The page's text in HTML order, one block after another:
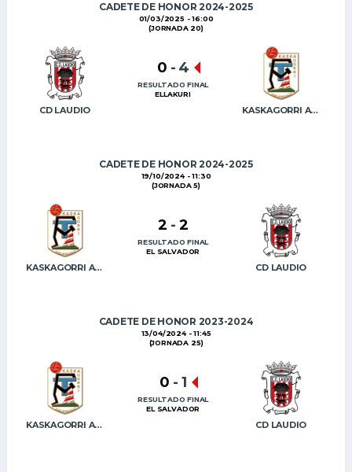
CADETE DE HONOR 2024-2025
01/03/2025 - 16:00
(JORNADA 20)
CD LAUDIO KASKAGORRI AMURRIOKO FT
0 - 4
RESULTADO FINAL
ELLAKURI
CADETE DE HONOR 2024-2025
19/10/2024 - 11:30
(JORNADA 5)
KASKAGORRI AMURRIOKO FT CD LAUDIO
2 - 2
RESULTADO FINAL
EL SALVADOR
CADETE DE HONOR 2023-2024
13/04/2024 - 11:45
(JORNADA 25)
KASKAGORRI AMURRIOKO FT CD LAUDIO
0 - 1
RESULTADO FINAL
EL SALVADOR